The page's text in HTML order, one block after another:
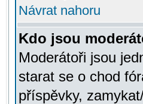
Návrat nahoru
Kdo jsou
Moderátoři jsou
starat se o chod
příspěvky,